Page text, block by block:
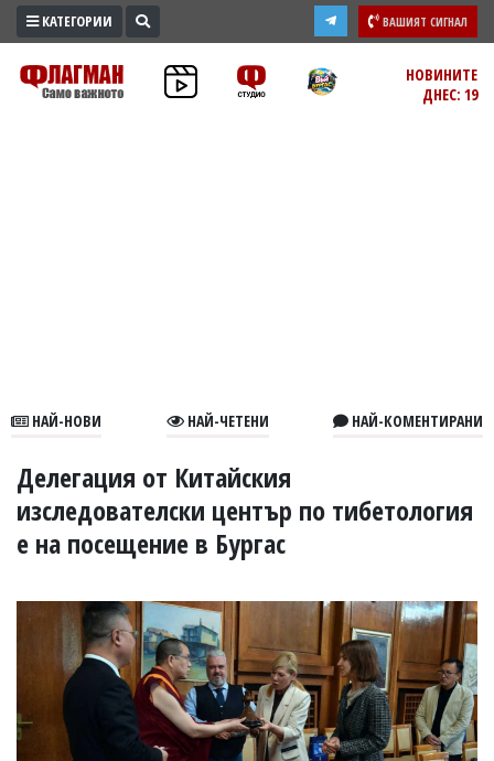
ПРОМО
ЗОНА
УКРАЙНА
СПОРТ
БИЗНЕС
Управители:
Веселин
Василев,
КАТЕГОРИИ ВАШИЯТ СИГНАЛ
НОВИНИТЕ
ДНЕС: 19
НАЙ-НОВИ НАЙ-ЧЕТЕНИ НАЙ-КОМЕНТИРАНИ
Делегация от Китайския
изследователски център по тибетология
е на посещение в Бургас